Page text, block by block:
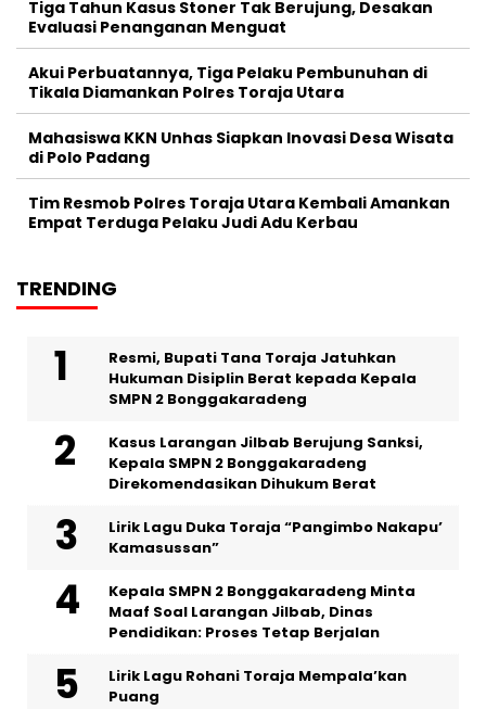
Tiga Tahun Kasus Stoner Tak Berujung, Desakan
Evaluasi Penanganan Menguat
Akui Perbuatannya, Tiga Pelaku Pembunuhan di
Tikala Diamankan Polres Toraja Utara
Mahasiswa KKN Unhas Siapkan Inovasi Desa Wisata
di Polo Padang
Tim Resmob Polres Toraja Utara Kembali Amankan
Empat Terduga Pelaku Judi Adu Kerbau
TRENDING
Resmi, Bupati Tana Toraja Jatuhkan
Hukuman Disiplin Berat kepada Kepala
SMPN 2 Bonggakaradeng
Kasus Larangan Jilbab Berujung Sanksi,
Kepala SMPN 2 Bonggakaradeng
Direkomendasikan Dihukum Berat
Lirik Lagu Duka Toraja “Pangimbo Nakapu’
Kamasussan”
Kepala SMPN 2 Bonggakaradeng Minta
Maaf Soal Larangan Jilbab, Dinas
Pendidikan: Proses Tetap Berjalan
Lirik Lagu Rohani Toraja Mempala’kan
Puang